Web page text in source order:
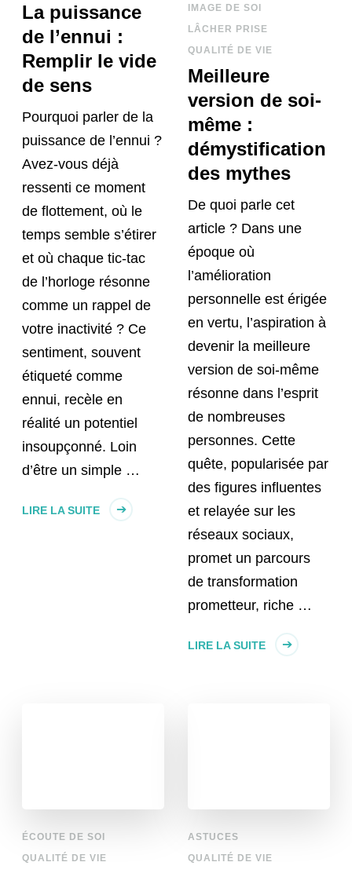
La puissance
de l’ennui :
Remplir le vide
de sens
Pourquoi parler de la
puissance de l’ennui ?
Avez-vous déjà
ressenti ce moment
de flottement, où le
temps semble s’étirer
et où chaque tic-tac
de l’horloge résonne
comme un rappel de
votre inactivité ? Ce
sentiment, souvent
étiqueté comme
ennui, recèle en
réalité un potentiel
insoupçonné. Loin
d’être un simple …
LIRE LA SUITE
IMAGE DE SOI
LÂCHER PRISE
QUALITÉ DE VIE
Meilleure
version de soi-
même :
démystification
des mythes
De quoi parle cet
article ? Dans une
époque où
l’amélioration
personnelle est érigée
en vertu, l’aspiration à
devenir la meilleure
version de soi-même
résonne dans l’esprit
de nombreuses
personnes. Cette
quête, popularisée par
des figures influentes
et relayée sur les
réseaux sociaux,
promet un parcours
de transformation
prometteur, riche …
LIRE LA SUITE
ÉCOUTE DE SOI
QUALITÉ DE VIE
ASTUCES
QUALITÉ DE VIE